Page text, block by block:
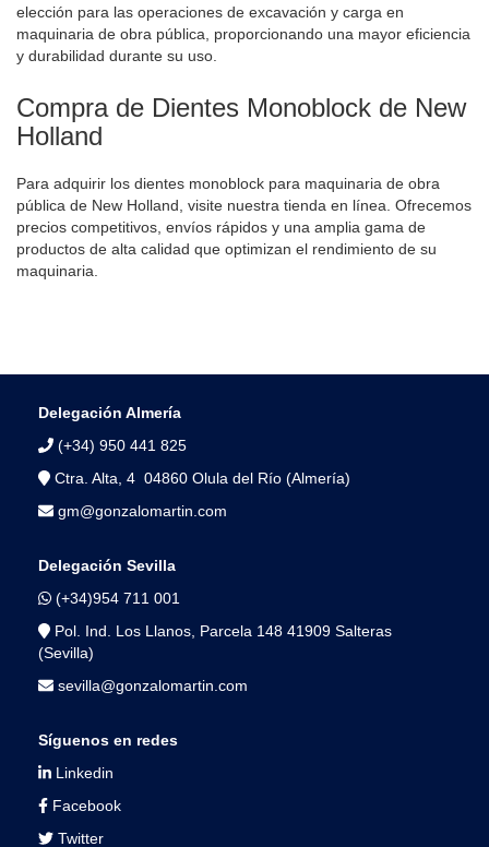
elección para las operaciones de excavación y carga en
maquinaria de obra pública, proporcionando una mayor eficiencia
y durabilidad durante su uso.
Compra de Dientes Monoblock de New
Holland
Para adquirir los dientes monoblock para maquinaria de obra
pública de New Holland, visite nuestra tienda en línea. Ofrecemos
precios competitivos, envíos rápidos y una amplia gama de
productos de alta calidad que optimizan el rendimiento de su
maquinaria.
Delegación Almería
(+34) 950 441 825
Ctra. Alta, 4 04860 Olula del Río (Almería)
gm@gonzalomartin.com
Delegación Sevilla
(+34)954 711 001
Pol. Ind. Los Llanos, Parcela 148 41909 Salteras
(Sevilla)
sevilla@gonzalomartin.com
Síguenos en redes
Linkedin
Facebook
Twitter